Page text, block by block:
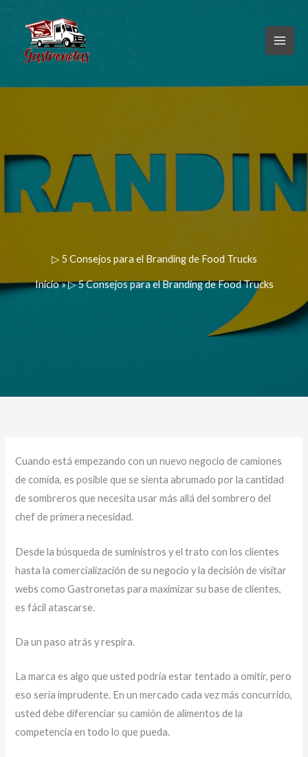
contenido
▷ 5 Consejos para el Branding de Food Trucks
Inicio»▷ 5 Consejos para el Branding de Food Trucks
Cuando está empezando con un nuevo negocio de camiones
de comida, es posible que se sienta abrumado por la cantidad
de sombreros que necesita usar más allá del sombrero del
chef de primera necesidad.
Desde la búsqueda de suministros y el trato con los clientes
hasta la comercialización de su negocio y la decisión de visitar
webs como Gastronetas para maximizar su base de clientes,
es fácil atascarse.
Da un paso atrás y respira.
La marca es algo que usted podría estar tentado a omitir, pero
eso sería imprudente. En un mercado cada vez más concurrido,
usted debe diferenciar su camión de alimentos de la
competencia en todo lo que pueda.